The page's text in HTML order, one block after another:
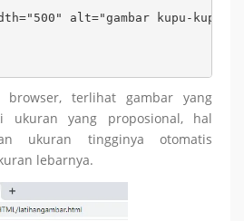
alt="gambar kupu-kupu"
terlihat gambar yang
ukuran yang proposional, hal
ukuran tingginya otomatis
lebarnya.